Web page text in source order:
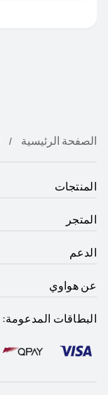
الصفحة الرئيسية
المنتجات
المتجر
الدعم
عن هواوي
البطاقات المدعومة: